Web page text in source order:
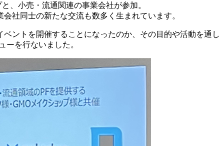
、小売・流通関連の事業会社が参加。
社同士の新たな交流も数多く生まれています。
ントを開催することになったのか、その目的や活動を通し
ーを行ないました。